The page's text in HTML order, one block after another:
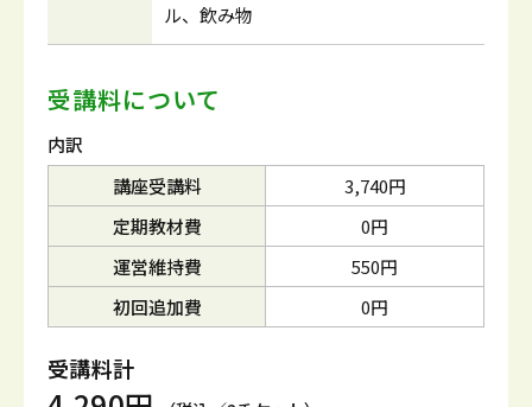
ル、飲み物
受講料について
内訳
講座受講料
3,740円
定期教材費
0円
運営維持費
550円
初回追加費
0円
受講料計